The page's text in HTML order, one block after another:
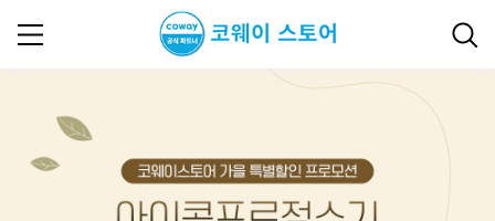
2025년 11월 이벤트